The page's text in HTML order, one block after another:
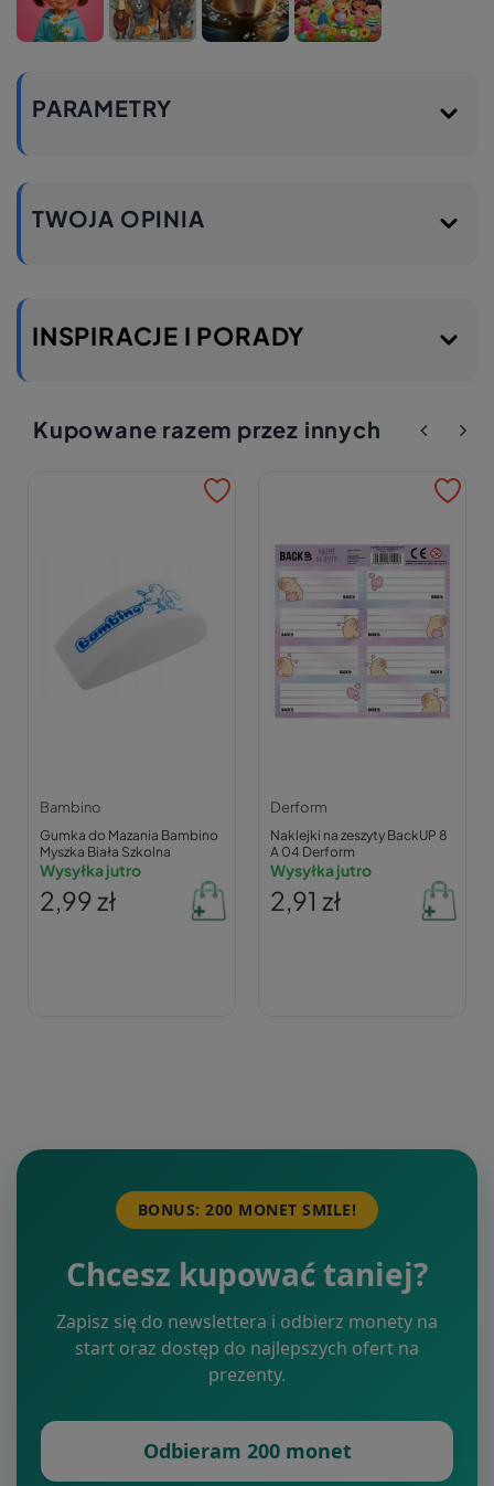
PARAMETRY
TWOJA OPINIA
INSPIRACJE I PORADY
Kupowane razem przez innych
Bambino
Gumka do Mazania Bambino
Myszka Biała Szkolna
Wysyłka jutro
2,99 zł
Derform
Naklejki na zeszyty BackUP 8
A 04 Derform
Wysyłka jutro
2,91 zł
BONUS: 200 MONET SMILE!
Chcesz kupować taniej?
Zapisz się do newslettera i odbierz monety na
start oraz dostęp do najlepszych ofert na
prezenty.
Odbieram 200 monet